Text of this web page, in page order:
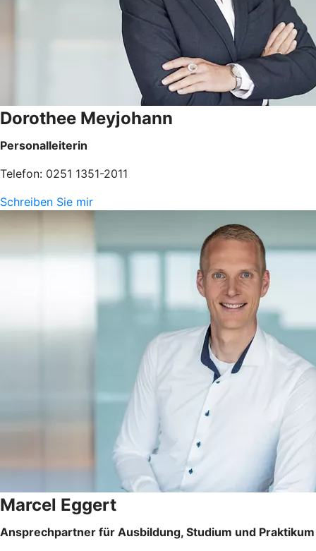
Dorothee Meyjohann
Personalleiterin
Telefon: 0251 1351-2011
Schreiben Sie mir
Marcel Eggert
Ansprechpartner für Ausbildung, Studium und Praktikum